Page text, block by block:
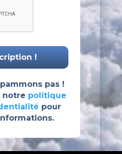
pas !
notre politique
pour